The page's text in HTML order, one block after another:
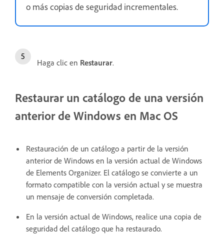
o más copias de seguridad incrementales.
Haga clic en Restaurar.
Restaurar un catálogo de una versión
anterior de Windows en Mac OS
Restauración de un catálogo a partir de la versión
anterior de Windows en la versión actual de Windows
de Elements Organizer. El catálogo se convierte a un
formato compatible con la versión actual y se muestra
un mensaje de conversión completada.
En la versión actual de Windows, realice una copia de
seguridad del catálogo que ha restaurado.